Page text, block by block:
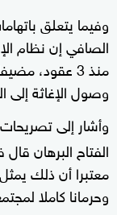
وفيما يتعلق
الصافي إن نظام
منذ 3 عقود،
وصول الإغاثة
وأشار إلى
الفتاح البرهان
معتبرا أن ذلك
وحرمانا كاملا